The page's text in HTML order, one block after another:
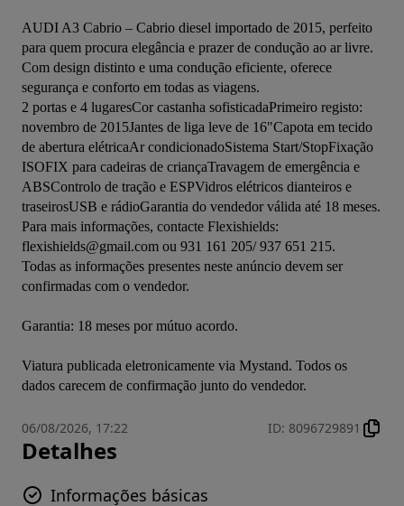
AUDI A3 Cabrio – Cabrio diesel importado de 2015, perfeito
para quem procura elegância e prazer de condução ao ar livre.
Com design distinto e uma condução eficiente, oferece
segurança e conforto em todas as viagens.
2 portas e 4 lugaresCor castanha sofisticadaPrimeiro registo:
novembro de 2015Jantes de liga leve de 16"Capota em tecido
de abertura elétricaAr condicionadoSistema Start/StopFixação
ISOFIX para cadeiras de criançaTravagem de emergência e
ABSControlo de tração e ESPVidros elétricos dianteiros e
traseirosUSB e rádioGarantia do vendedor válida até 18 meses.
Para mais informações, contacte Flexishields:
flexishields@gmail.com ou 931 161 205/ 937 651 215.
Todas as informações presentes neste anúncio devem ser
confirmadas com o vendedor.
Garantia: 18 meses por mútuo acordo.
Viatura publicada eletronicamente via Mystand. Todos os
dados carecem de confirmação junto do vendedor.
06/08/2026, 17:22 ID: 8096729891
Detalhes
Informações básicas